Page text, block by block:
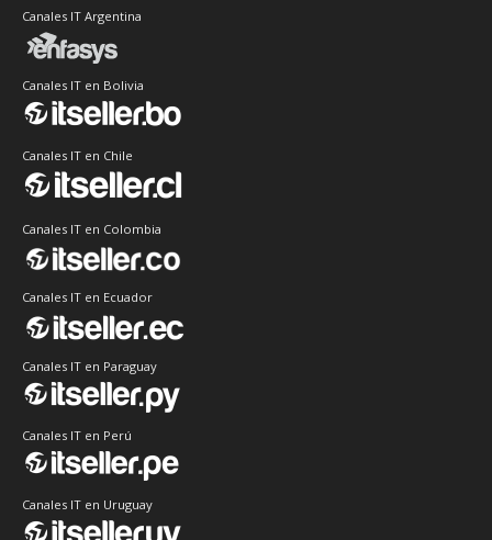
Canales IT Argentina
Canales IT en Bolivia
Canales IT en Chile
Canales IT en Colombia
Canales IT en Ecuador
Canales IT en Paraguay
Canales IT en Perú
Canales IT en Uruguay